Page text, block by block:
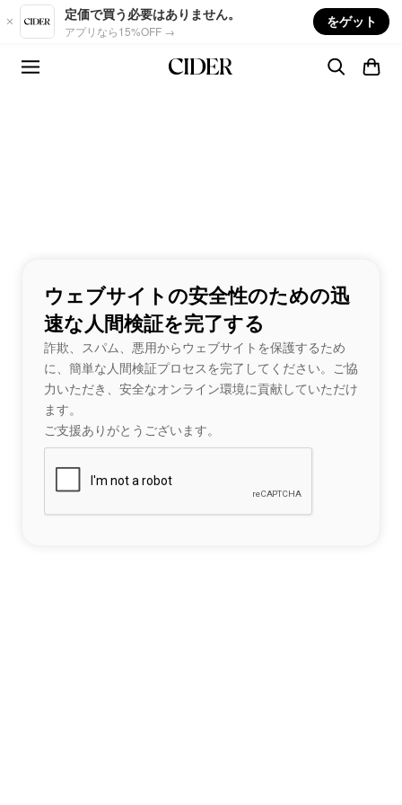
Skip to main content
定価で買う必要はありません。
アプリなら15%OFF →
をゲット
ウェブサイトの安全性のための迅
速な人間検証を完了する
詐欺、スパム、悪用からウェブサイトを保護するため
に、簡単な人間検証プロセスを完了してください。ご協
力いただき、安全なオンライン環境に貢献していただけ
ます。
ご支援ありがとうございます。